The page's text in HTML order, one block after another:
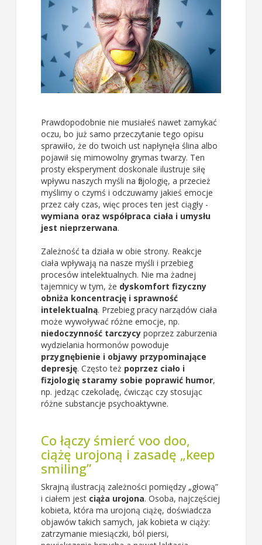
Prawdopodobnie nie musiałeś nawet zamykać
oczu, bo już samo przeczytanie tego opisu
sprawiło, że do twoich ust napłynęła ślina albo
pojawił się mimowolny grymas twarzy. Ten
prosty eksperyment doskonale ilustruje siłę
wpływu naszych myśli na fizjologię, a przecież
myślimy o czymś i odczuwamy jakieś emocje
przez cały czas, więc proces ten jest ciągły -
wymiana oraz współpraca ciała i umysłu
jest nieprzerwana.
Zależność ta działa w obie strony. Reakcje
ciała wpływają na nasze myśli i przebieg
procesów intelektualnych. Nie ma żadnej
tajemnicy w tym, że dyskomfort fizyczny
obniża koncentrację i sprawność
intelektualną. Przebieg pracy narządów ciała
może wywoływać różne emocje, np.
niedoczynność tarczycy poprzez zaburzenia
wydzielania hormonów powoduje
przygnębienie i objawy przypominające
depresję. Często też poprzez ciało i
fizjologię staramy sobie poprawić humor,
np. jedząc czekoladę, ćwicząc czy stosując
różne substancje psychoaktywne.
Co łączy śmierć voo doo,
ciążę urojoną i zasadę „keep
smiling”
Skrajną ilustracją zależności pomiędzy „głową”
i ciałem jest ciąża urojona. Osoba, najczęściej
kobieta, która ma urojoną ciążę, doświadcza
objawów takich samych, jak kobieta w ciąży:
zatrzymanie miesiączki, ból piersi,